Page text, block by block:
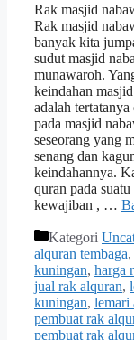
Rak masjid
Rak masjid
banyak kita
sudut masjid
munawaroh.
keindahan
adalah
pada masjid
seseorang yang
senang dan
keindahannya.
quran pada
kewajiban , …
Kategori
alquran tembaga,
kuningan, harga
jual rak alquran,
kuningan, lemari
pembuat rak
pembuat rak